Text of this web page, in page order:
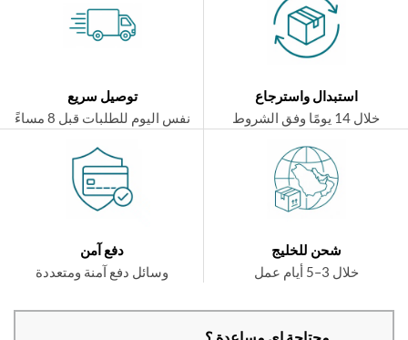
استبدال واسترجاع
توصيل سريع
نفس اليوم للطلبات قبل 8 مساءً
شحن للخليج
دفع آمن
وسائل دفع آمنة ومتعددة
محتاجة اي مساعدة ؟